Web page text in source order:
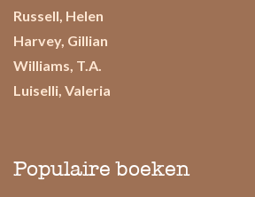
Russell, Helen
Harvey, Gillian
Williams, T.A.
Luiselli, Valeria
Populaire boeken